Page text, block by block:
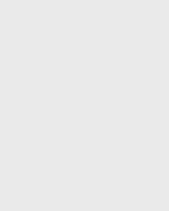
и получи